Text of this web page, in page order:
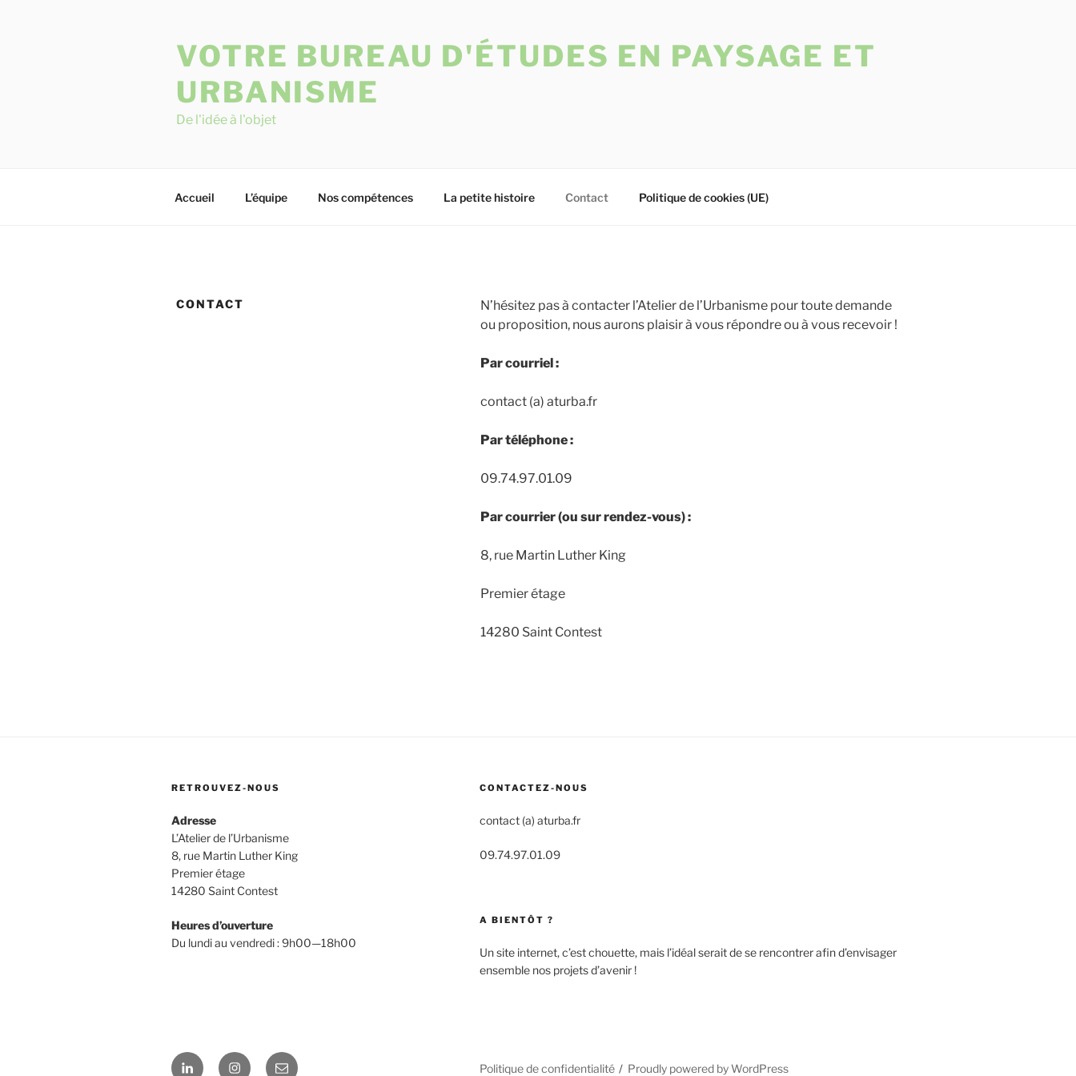
VOTRE BUREAU D'ÉTUDES EN PAYSAGE ET
URBANISME
De l'idée à l'objet
Accueil L’équipe Nos compétences La petite histoire Contact Politique de cookies (UE)
CONTACT
N’hésitez pas à contacter l’Atelier de l’Urbanisme pour toute demande
ou proposition, nous aurons plaisir à vous répondre ou à vous recevoir !
Par courriel :
contact (a) aturba.fr
Par téléphone :
09.74.97.01.09
Par courrier (ou sur rendez-vous) :
8, rue Martin Luther King
Premier étage
14280 Saint Contest
RETROUVEZ-NOUS
Adresse
L’Atelier de l’Urbanisme
8, rue Martin Luther King
Premier étage
14280 Saint Contest
Heures d’ouverture
Du lundi au vendredi : 9h00—18h00
CONTACTEZ-NOUS
contact (a) aturba.fr
09.74.97.01.09
A BIENTÔT ?
Un site internet, c’est chouette, mais l’idéal serait de se rencontrer afin d’envisager
ensemble nos projets d’avenir !
LinkedInInstagram
E-
Politique de confidentialité Proudly powered by WordPress